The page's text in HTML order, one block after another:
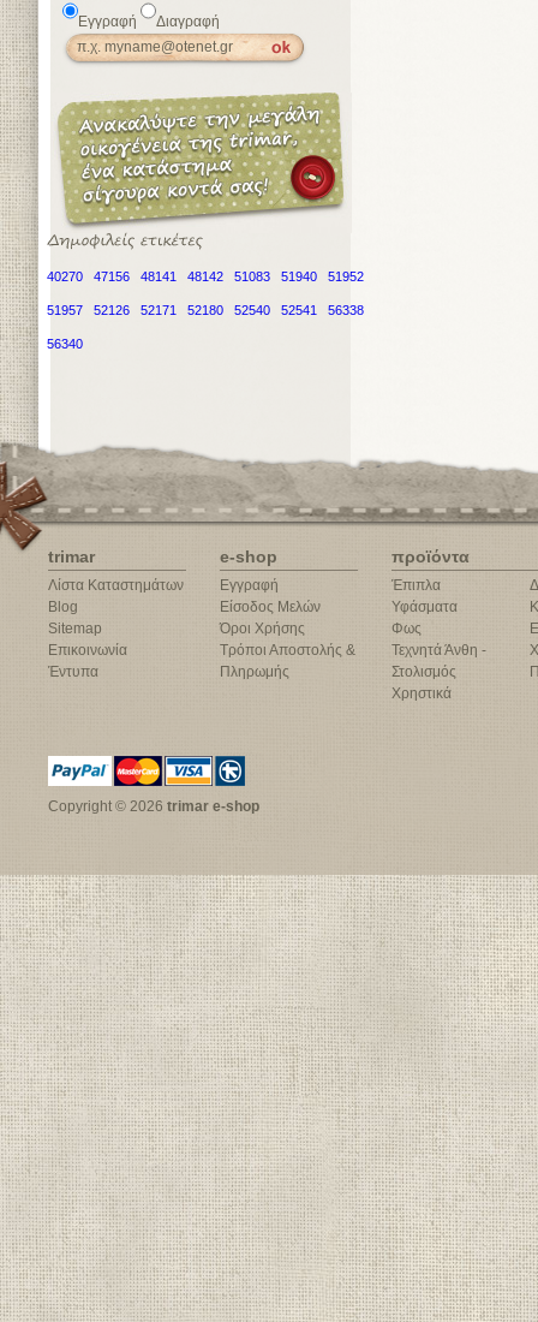
Εγγραφή Διαγραφή
40270 47156 48141 48142 51083 51940 51952
51957 52126 52171 52180 52540 52541 56338
56340
trimar
Λίστα Καταστημάτων
Blog
Sitemap
Επικοινωνία
Έντυπα
e-shop
Εγγραφή
Είσοδος Μελών
Όροι Χρήσης
Τρόποι Αποστολής &
Πληρωμής
προϊόντα
Έπιπλα
Υφάσματα
Φως
Τεχνητά Άνθη -
Στολισμός
Χρηστικά
Copyright © 2026 trimar e-shop